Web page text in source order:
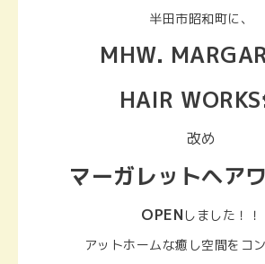
半田市昭和町に、
MHW.
HAIR
改め
マーガレットヘア
OPEN しました！！
アットホームな癒し空間をコ